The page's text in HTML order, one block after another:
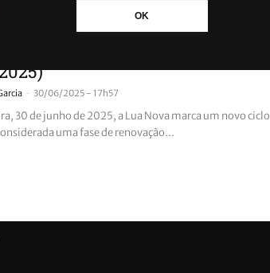
OK
saiba qual a fase da lua de
- 30/06/2025 - 17h57
30 de junho de 2025, a Lua Nova marca um novo ciclo
uma fase de renovação...